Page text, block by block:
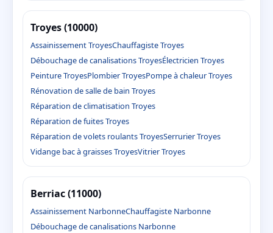
Troyes (10000)
Assainissement TroyesChauffagiste Troyes
Débouchage de canalisations TroyesÉlectricien Troyes
Peinture TroyesPlombier TroyesPompe à chaleur Troyes
Rénovation de salle de bain Troyes
Réparation de climatisation Troyes
Réparation de fuites Troyes
Réparation de volets roulants TroyesSerrurier Troyes
Vidange bac à graisses TroyesVitrier Troyes
Berriac (11000)
Assainissement NarbonneChauffagiste Narbonne
Débouchage de canalisations Narbonne